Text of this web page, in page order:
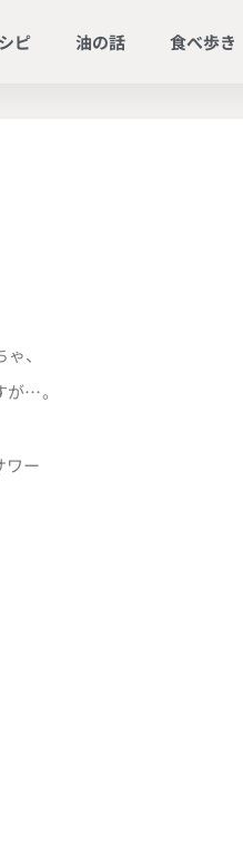
ピ 油の話 食べ歩き
、
が…。
ワー